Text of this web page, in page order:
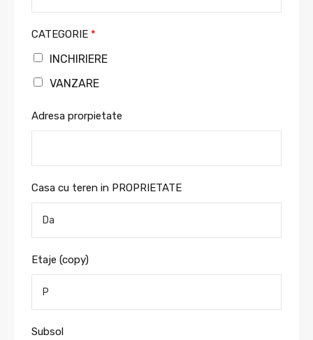
CATEGORIE *
INCHIRIERE
VANZARE
Adresa prorpietate
Casa cu teren in PROPRIETATE
Etaje (copy)
Subsol